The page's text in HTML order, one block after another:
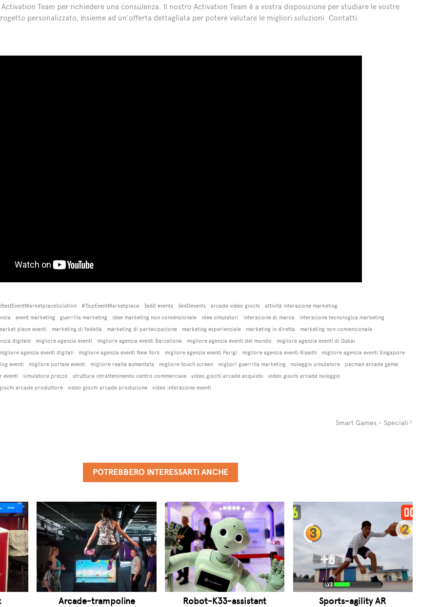
Team per richiedere una consulenza. Il nostro Activation Team è a vostra disposizione per studiare le vostre
personalizzato, insieme ad un'offerta dettagliata per potere valutare le migliori soluzioni. Contatti:
#TopEventMarketplace 3e60 events 3e60events arcade video giochi
attività interazione marketing
event marketing guerrilla marketing idee marketing non convenzionale idee simulatori interazione di marca
interazione tecnologica marketing
place eventi marketing di fedeltà marketing di partecipazione marketing esperienziale marketing in diretta
marketing non convenzionale
digitale migliore agenzia eventi migliore agenzia eventi Barcellona migliore agenzia eventi del mondo
migliore agenzia eventi di Dubai
agenzia eventi digitali migliore agenzia eventi New York migliore agenzia eventi Parigi migliore agenzia eventi Riyadh
migliore agenzia eventi Singapore
eventi migliore portale eventi migliore realtà aumentata migliore touch screen migliori guerrilla marketing noleggio simulatore
pacman arcade game
eventi simulatore prezzo struttura intrattenimento centro commerciale video giochi arcade acquisto
video giochi arcade noleggio
arcade produttore video giochi arcade produzione video interazione eventi
Smart Games - Speciali
POTREBBERO INTERESSARTI ANCHE
Arcade-trampoline Robot-K33-assistant Sports-agility AR